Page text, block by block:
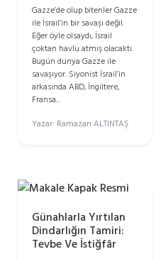
Gazze’de olup bitenler Gazze
ile İsrail’in bir savaşı değil.
Eğer öyle olsaydı, İsrail
çoktan havlu atmış olacaktı.
Bugün dünya Gazze ile
savaşıyor. Siyonist İsrail’in
arkasında ABD, İngiltere,
Fransa...
Yazar: Ramazan ALTINTAŞ
Günahlarla Yırtılan
Dindarlığın Tamiri:
Tevbe Ve İstiğfâr